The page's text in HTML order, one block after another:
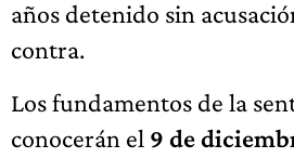
años detenido sin
contra.
Los fundamentos de la
conocerán el 9 de